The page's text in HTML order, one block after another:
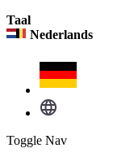
Taal
Nederlands
Toggle Nav